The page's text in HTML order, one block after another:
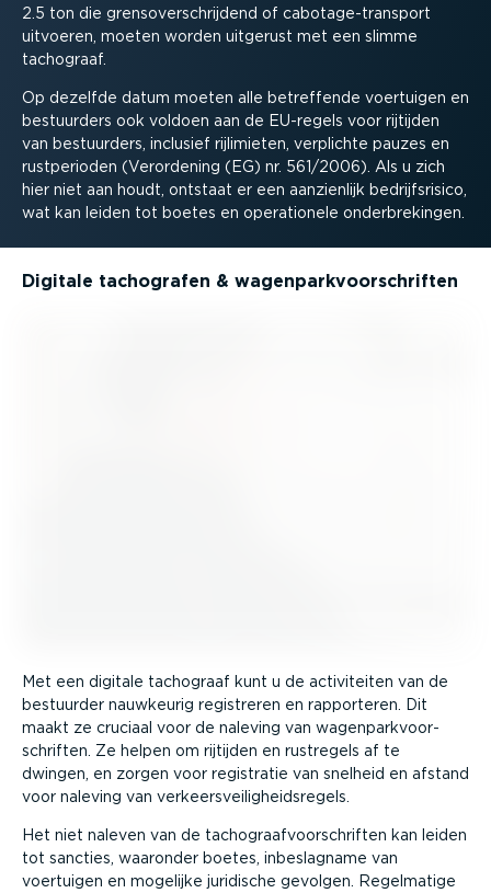
2.5 ton die grens­over­schrijdend of cabota­ge-­transport
uitvoeren, moeten worden uitgerust met een slimme
tachograaf.
Op dezelfde datum moeten alle betreffende voertuigen en
bestuurders ook voldoen aan de EU-regels voor rijtijden
van bestuurders, inclusief rijlimieten, verplichte pauzes en
rustpe­rioden (Verordening (EG) nr. 561/2006). Als u zich
hier niet aan houdt, ontstaat er een aanzienlijk bedrijfs­risico,
wat kan leiden tot boetes en opera­ti­onele onder­bre­kingen.
Digitale tachografen & wagen­park­voor­schriften
Met een digitale tachograaf kunt u de activi­teiten van de
bestuurder nauwkeurig registreren en rapporteren. Dit
maakt ze cruciaal voor de naleving van wagen­park­voor­
schriften. Ze helpen om rijtijden en rustregels af te
dwingen, en zorgen voor registratie van snelheid en afstand
voor naleving van verkeers­vei­lig­heids­regels.
Het niet naleven van de tacho­graaf­voor­schriften kan leiden
tot sancties, waaronder boetes, inbeslagname van
voertuigen en mogelijke juridische gevolgen. Regelmatige